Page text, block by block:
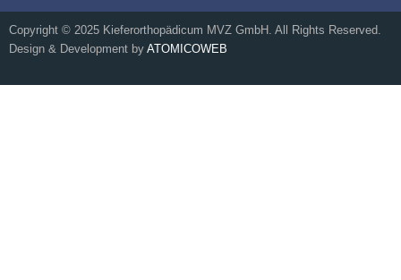
Copyright © 2025 Kieferorthopädicum MVZ GmbH. All Rights Reserved.
Design & Development by ATOMICOWEB